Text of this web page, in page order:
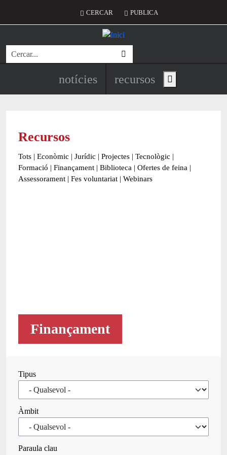
Menú del compte d'usuari
CERCAR PUBLICA
Cerca
Navegació principal de
notícies recursos Show main menu
Recursos
Tots | Econòmic | Jurídic | Projectes | Tecnològic |
Formació | Finançament | Biblioteca | Ofertes de feina |
Assessorament | Fes voluntariat | Webinars
Finançament
Tipus
Àmbit
Paraula clau